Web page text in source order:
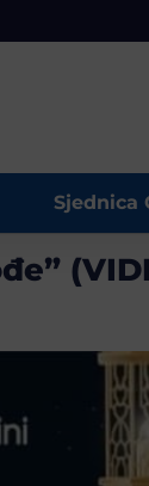
Sjednica